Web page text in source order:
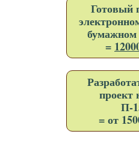
Готовый
бумажном
=
проект
П-
= от